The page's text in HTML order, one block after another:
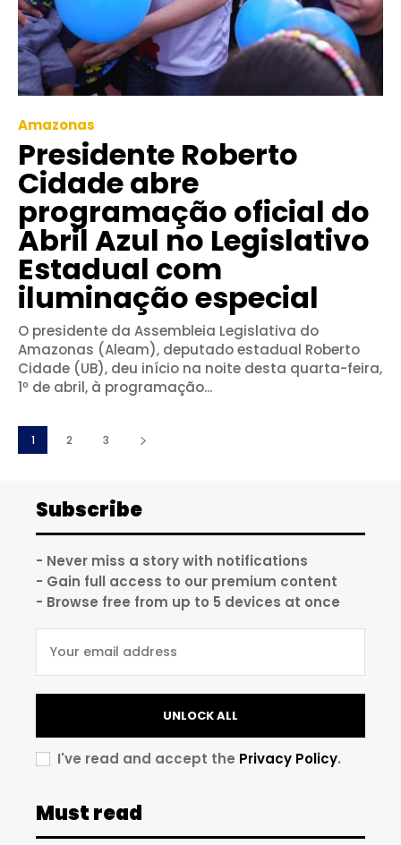
Amazonas
Presidente Roberto
Cidade abre
programação oficial do
Abril Azul no Legislativo
Estadual com
iluminação especial
O presidente da Assembleia Legislativa do
Amazonas (Aleam), deputado estadual Roberto
Cidade (UB), deu início na noite desta quarta-feira,
1º de abril, à programação...
1 2 3
Subscribe
- Never miss a story with notifications
- Gain full access to our premium content
- Browse free from up to 5 devices at once
UNLOCK ALL
I've read and accept the Privacy Policy.
Must read